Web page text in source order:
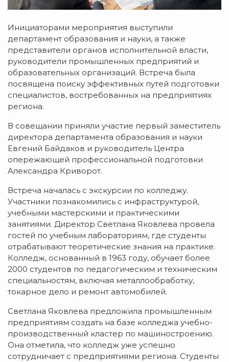
Инициаторами мероприятия выступили
департамент образования и науки, а также
представители органов исполнительной власти,
руководители промышленных предприятий и
образовательных организаций. Встреча была
посвящена поиску эффективных путей подготовки
специалистов, востребованных на предприятиях
региона.
В совещании приняли участие первый заместитель
директора департамента образования и науки
Евгений Байдаков и руководитель Центра
опережающей профессиональной подготовки
Александра Криворот.
Встреча началась с экскурсии по колледжу.
Участники познакомились с инфраструктурой,
учебными мастерскими и практическими
занятиями. Директор Светлана Яковлева провела
гостей по учебным лабораториям, где студенты
отрабатывают теоретические знания на практике.
Колледж, основанный в 1963 году, обучает более
2000 студентов по педагогическим и техническим
специальностям, включая металлообработку,
токарное дело и ремонт автомобилей.
Светлана Яковлева предложила промышленным
предприятиям создать на базе колледжа учебно-
производственный кластер по машиностроению.
Она отметила, что колледж уже успешно
сотрудничает с предприятиями региона. Студенты